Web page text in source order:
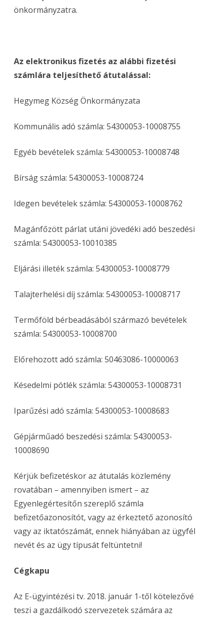
önkormányzatra.
Az elektronikus fizetés az alábbi fizetési
számlára teljesíthető átutalással:
Hegymeg Község Önkormányzata
Kommunális adó számla: 54300053-10008755
Egyéb bevételek számla: 54300053-10008748
Bírság számla: 54300053-10008724
Idegen bevételek számla: 54300053-10008762
Magánfőzött párlat utáni jövedéki adó beszedési
számla: 54300053-10010385
Eljárási illeték számla: 54300053-10008779
Talajterhelési díj számla: 54300053-10008717
Termőföld bérbeadásából származó bevételek
számla: 54300053-10008700
Előrehozott adó számla: 50463086-10000063
Késedelmi pótlék számla: 54300053-10008731
Iparűzési adó számla: 54300053-10008683
Gépjárműadó beszedési számla: 54300053-
10008690
Kérjük befizetéskor az átutalás közlemény
rovatában – amennyiben ismert – az
Egyenlegértesítőn szereplő számla
befizetőazonosítót, vagy az érkeztető azonosító
vagy az iktatószámát, ennek hiányában az ügyfél
nevét és az ügy típusát feltüntetni!
Cégkapu
Az E-ügyintézési tv. 2018. január 1-től kötelezővé
teszi a gazdálkodó szervezetek számára az